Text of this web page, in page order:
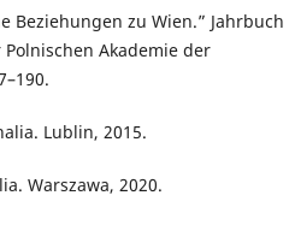
Beziehungen zu Wien.” Jahrbuch
Akademie der
Lublin, 2015.
Warszawa, 2020.